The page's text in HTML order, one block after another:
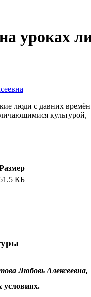
уроках
люди с давних
КБ
условиях.